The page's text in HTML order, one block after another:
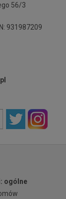
56/3
931987209
ogólne